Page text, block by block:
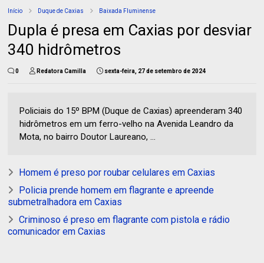
Início Duque de Caxias Baixada Fluminense
Dupla é presa em Caxias por desviar
340 hidrômetros
0 Redatora Camilla sexta-feira, 27 de setembro de 2024
Policiais do 15º BPM (Duque de Caxias) apreenderam 340
hidrômetros em um ferro-velho na Avenida Leandro da
Mota, no bairro Doutor Laureano, ...
Homem é preso por roubar celulares em Caxias
Policia prende homem em flagrante e apreende
submetralhadora em Caxias
Criminoso é preso em flagrante com pistola e rádio
comunicador em Caxias